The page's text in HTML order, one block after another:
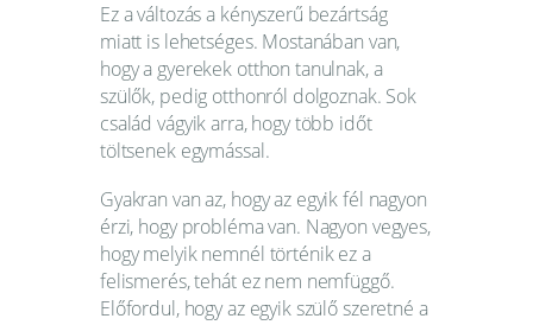
Ez a változás a kényszerű bezártság
miatt is lehetséges. Mostanában van,
hogy a gyerekek otthon tanulnak, a
szülők, pedig otthonról dolgoznak. Sok
család vágyik arra, hogy több időt
töltsenek egymással.
Gyakran van az, hogy az egyik fél nagyon
érzi, hogy probléma van. Nagyon vegyes,
hogy melyik nemnél történik ez a
felismerés, tehát ez nem nemfüggő.
Előfordul, hogy az egyik szülő szeretné a